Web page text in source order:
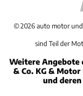
©2026 auto motor
sind Teil der
Weitere Angebote
& Co. KG & Motor
und